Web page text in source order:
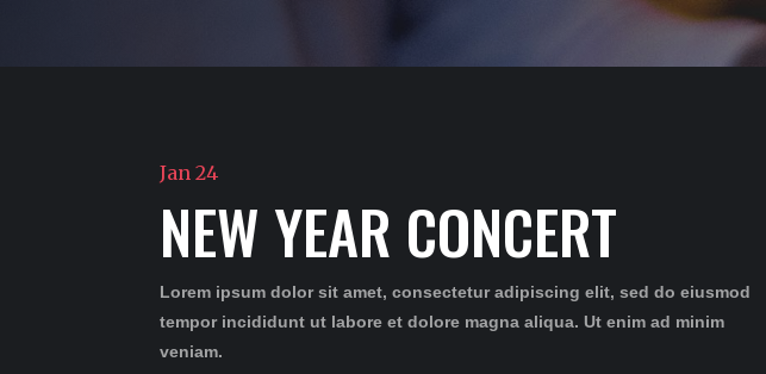
Jan 24
NEW YEAR CONCERT
Lorem ipsum dolor sit amet, consectetur adipiscing elit, sed do eiusmod
tempor incididunt ut labore et dolore magna aliqua. Ut enim ad minim
veniam.